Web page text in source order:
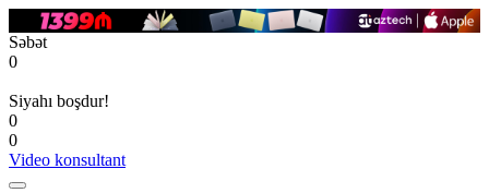
Səbət
0
Siyahı boşdur!
0
0
Video konsultant